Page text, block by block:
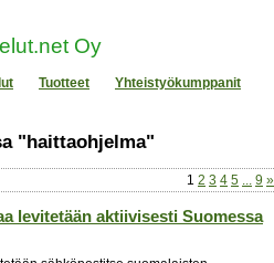
Oy
Tuotteet
Yhteistyökumppanit
"haittaohjelma"
1 2 3 4 5 ... 9 »
levitetään aktiivisesti Suomessa